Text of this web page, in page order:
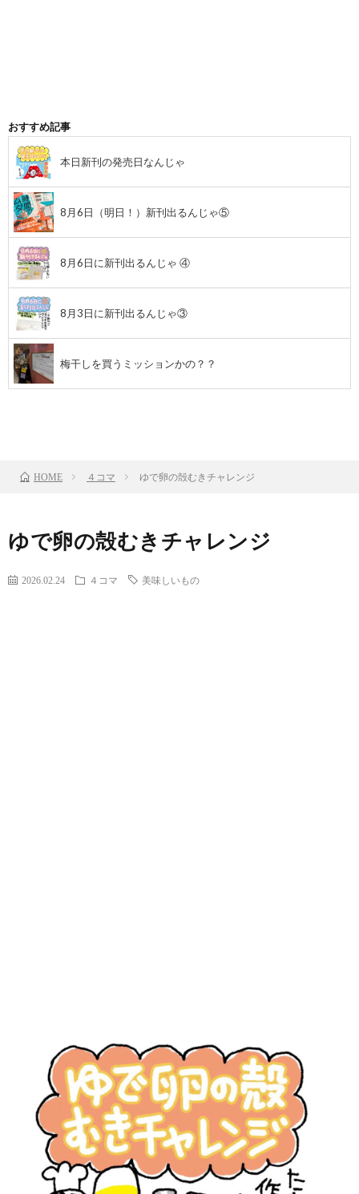
おすすめ記事
本日新刊の発売日なんじゃ
8月6日（明日！）新刊出るんじゃ⑤
8月6日に新刊出るんじゃ ④
8月3日に新刊出るんじゃ③
梅干しを買うミッションかの？？
HOME ４コマ ゆで卵の殻むきチャレンジ
ゆで卵の殻むきチャレンジ
2026.02.24 ４コマ 美味しいもの